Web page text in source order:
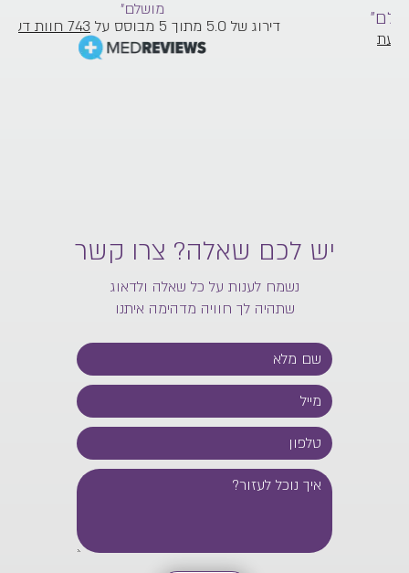
743 חוות דעת
יש לכם שאלה? צרו קשר
נשמח לענות על כל שאלה ולדאוג
שתהיה לך חוויה מדהימה איתנו